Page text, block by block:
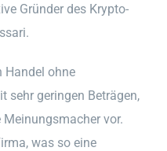
Gründer des Krypto-
Handel ohne
sehr geringen Beträgen,
vor.
was so eine